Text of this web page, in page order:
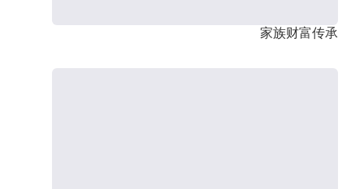
家族财富传承